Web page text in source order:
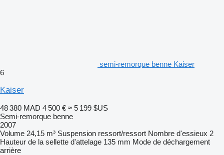
semi-remorque benne Kaiser
6
Kaiser
48 380 MAD 4 500 € ≈ 5 199 $US
Semi-remorque benne
2007
Volume 24,15 m³ Suspension ressort/ressort Nombre d'essieux 2
Hauteur de la sellette d'attelage 135 mm Mode de déchargement
arrière